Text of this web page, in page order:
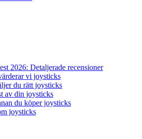
2026: Detaljerade recensioner
vi joysticks
du rätt joysticks
av din joysticks
du köper joysticks
joysticks